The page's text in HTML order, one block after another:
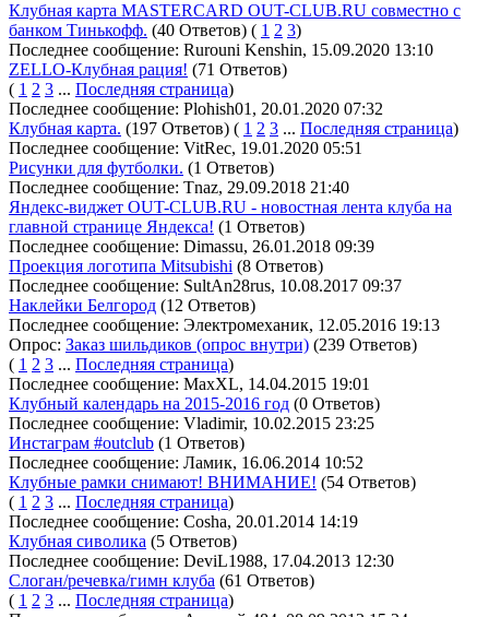
Клубная карта MASTERCARD OUT-CLUB.RU совместно с
банком Тинькофф. (40 Ответов) ( 1 2 3)
Последнее сообщение: Rurouni Kenshin, 15.09.2020 13:10
ZELLO-Клубная рация! (71 Ответов)
( 1 2 3 ... Последняя страница)
Последнее сообщение: Plohish01, 20.01.2020 07:32
Клубная карта. (197 Ответов) ( 1 2 3 ... Последняя страница)
Последнее сообщение: VitRec, 19.01.2020 05:51
Рисунки для футболки. (1 Ответов)
Последнее сообщение: Tnaz, 29.09.2018 21:40
Яндекс-виджет OUT-CLUB.RU - новостная лента клуба на
главной странице Яндекса! (1 Ответов)
Последнее сообщение: Dimassu, 26.01.2018 09:39
Проекция логотипа Mitsubishi (8 Ответов)
Последнее сообщение: SultAn28rus, 10.08.2017 09:37
Наклейки Белгород (12 Ответов)
Последнее сообщение: Электромеханик, 12.05.2016 19:13
Опрос: Заказ шильдиков (опрос внутри) (239 Ответов)
( 1 2 3 ... Последняя страница)
Последнее сообщение: MaxXL, 14.04.2015 19:01
Клубный календарь на 2015-2016 год (0 Ответов)
Последнее сообщение: Vladimir, 10.02.2015 23:25
Инстаграм #outclub (1 Ответов)
Последнее сообщение: Ламик, 16.06.2014 10:52
Клубные рамки снимают! ВНИМАНИЕ! (54 Ответов)
( 1 2 3 ... Последняя страница)
Последнее сообщение: Cosha, 20.01.2014 14:19
Клубная сиволика (5 Ответов)
Последнее сообщение: DeviL1988, 17.04.2013 12:30
Слоган/речевка/гимн клуба (61 Ответов)
( 1 2 3 ... Последняя страница)